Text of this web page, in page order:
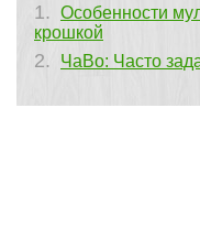
Особенности
крошкой
ЧаВо: Часто